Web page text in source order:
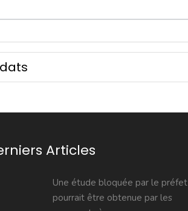
Articles
Une étude bloquée par le préfet
pourrait être obtenue par les